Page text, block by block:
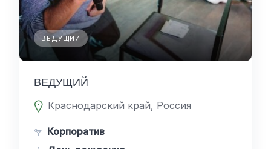
ВЕДУЩИЙ
ВЕДУЩИЙ
Краснодарский край, Россия
Корпоратив